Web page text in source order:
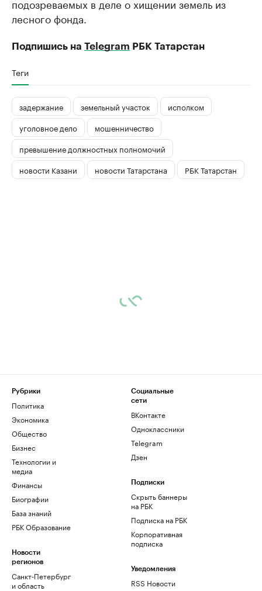
подозреваемых в деле о хищении земель из
лесного фонда.
Подпишись на Telegram РБК Татарстан
Теги
задержание земельный участок
исполком
уголовное дело
мошенничество
превышение должностных полномочий
новости Казани
новости Татарстана РБК Татарстан
Рубрики
Политика
Экономика
Общество
Бизнес
Технологии и
медиа
Финансы
Биографии
База знаний
РБК Образование
Новости
регионов
Санкт-Петербург
и область
Социальные
сети
ВКонтакте
Одноклассники
Telegram
Дзен
Подписки
Скрыть баннеры
на РБК
Подписка на РБК
Корпоративная
подписка
Уведомления
RSS Новости